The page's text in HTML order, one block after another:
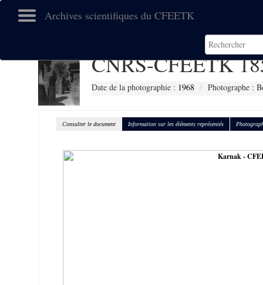
Archives scientifiques du CFEETK
CNRS-CFEETK
Date de la photographie : 1968 Photographe :
Consulter le document Information sur les éléments représentés